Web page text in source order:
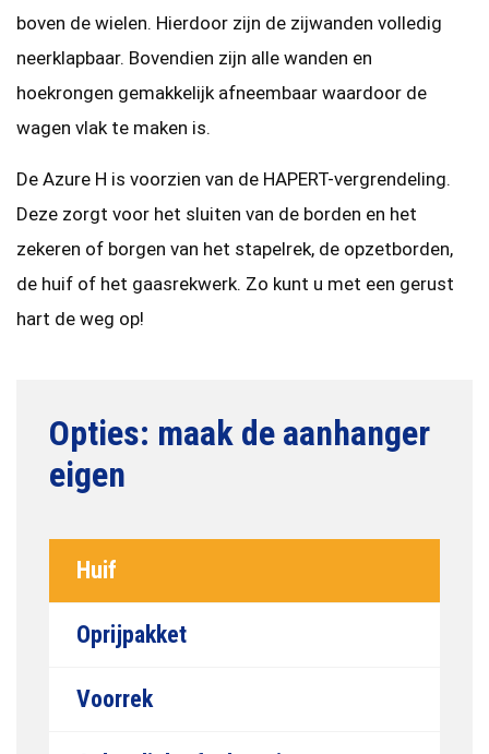
boven de wielen. Hierdoor zijn de zijwanden volledig
neerklapbaar. Bovendien zijn alle wanden en
hoekrongen gemakkelijk afneembaar waardoor de
wagen vlak te maken is.
De Azure H is voorzien van de HAPERT-vergrendeling.
Deze zorgt voor het sluiten van de borden en het
zekeren of borgen van het stapelrek, de opzetborden,
de huif of het gaasrekwerk. Zo kunt u met een gerust
hart de weg op!
Huif
Oprijpakket
Voorrek